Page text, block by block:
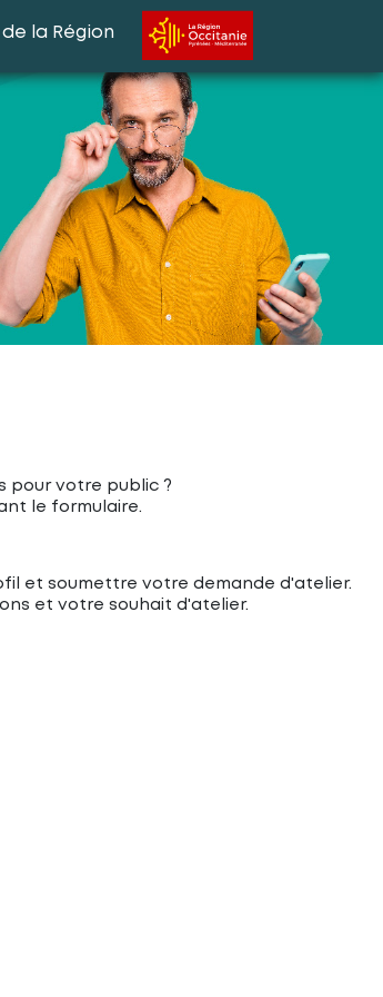
la Région
pour votre public ?
le formulaire.
et soumettre votre demande d'atelier.
et votre souhait d'atelier.